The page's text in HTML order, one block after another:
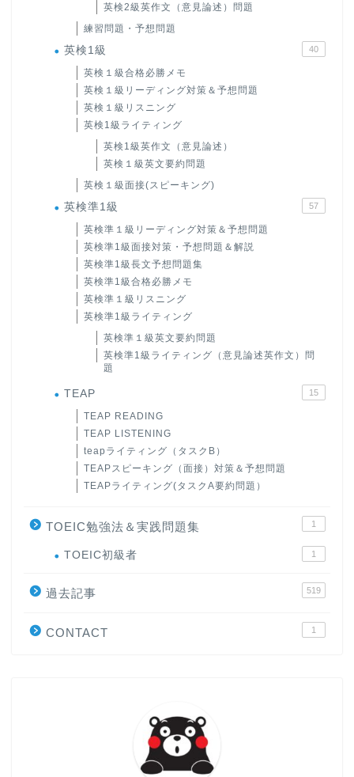
英検2級英作文（意見論述）問題
練習問題・予想問題
英検1級 40
英検１級合格必勝メモ
英検１級リーディング対策＆予想問題
英検１級リスニング
英検1級ライティング
英検1級英作文（意見論述）
英検１級英文要約問題
英検１級面接(スピーキング)
英検準1級 57
英検準１級リーディング対策＆予想問題
英検準1級面接対策・予想問題＆解説
英検準1級長文予想問題集
英検準1級合格必勝メモ
英検準１級リスニング
英検準1級ライティング
英検準１級英文要約問題
英検準1級ライティング（意見論述英作文）問
題
TEAP 15
TEAP READING
TEAP LISTENING
teapライティング（タスクB）
TEAPスピーキング（面接）対策＆予想問題
TEAPライティング(タスクA要約問題）
TOEIC勉強法＆実践問題集 1
TOEIC初級者 1
過去記事 519
CONTACT 1
大学入試英語対策講座
英語名言・格言・カッコい